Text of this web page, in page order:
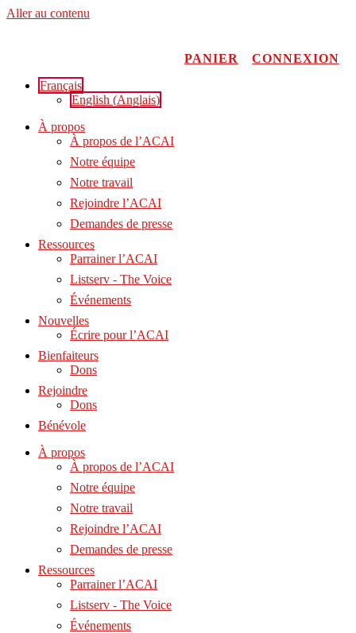
Aller au contenu
PANIER
CONNEXION
Français
English (Anglais)
À propos
À propos de l’ACAI
Notre équipe
Notre travail
Rejoindre l’ACAI
Demandes de presse
Ressources
Parrainer l’ACAI
Listserv - The Voice
Événements
Nouvelles
Écrire pour l’ACAI
Bienfaiteurs
Dons
Rejoindre
Dons
Bénévole
À propos
À propos de l’ACAI
Notre équipe
Notre travail
Rejoindre l’ACAI
Demandes de presse
Ressources
Parrainer l’ACAI
Listserv - The Voice
Événements